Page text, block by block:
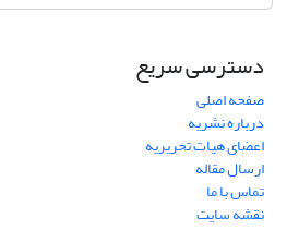
دسترسی سریع
صفحه اصلی
درباره نشریه
اعضای هیات تحریریه
ارسال مقاله
تماس با ما
نقشه سایت